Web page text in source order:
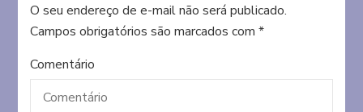
O seu endereço de e-mail não será publicado.
Campos obrigatórios são marcados com*
Comentário